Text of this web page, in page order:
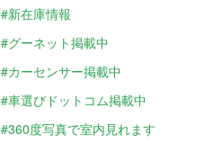
#新在庫情報
#グーネット掲載中
#カーセンサー掲載中
#車選びドットコム掲載中
#360度写真で室内見れます